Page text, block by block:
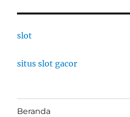
slot
situs slot gacor
Beranda